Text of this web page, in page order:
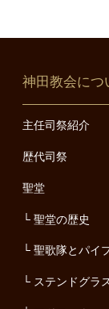
神田教会につ
主任司祭紹介
歴代司祭
聖堂
聖堂の歴史
聖歌隊とパイ
ステンドグラ